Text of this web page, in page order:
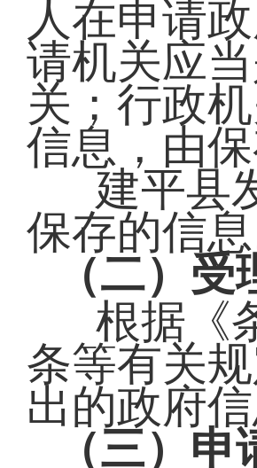
人在申请
请机关应
关；行政
信息，由
建平县
保存的信息
（二）
根据《
条等有关
出的政府
（三）